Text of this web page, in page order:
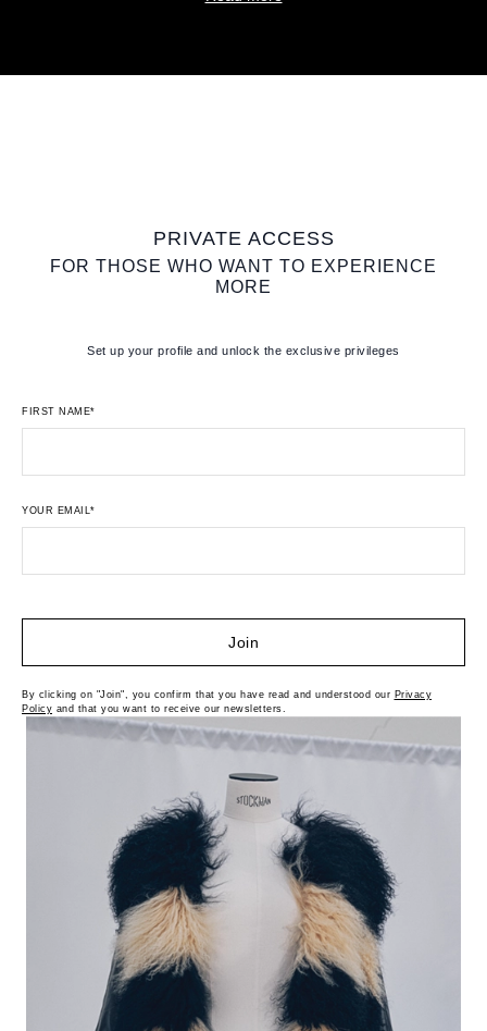
PRIVATE ACCESS
FOR THOSE WHO WANT TO EXPERIENCE
MORE
Set up your profile and unlock the exclusive privileges
FIRST NAME*
YOUR EMAIL*
Join
By clicking on "Join", you confirm that you have read and understood our Privacy
Policy and that you want to receive our newsletters.